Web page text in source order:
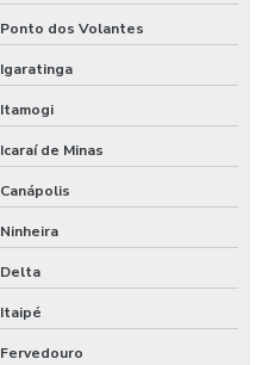
Ponto dos Volantes
Igaratinga
Itamogi
Icaraí de Minas
Canápolis
Ninheira
Delta
Itaipé
Fervedouro